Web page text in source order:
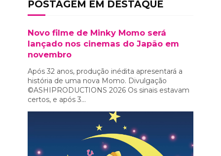
POSTAGEM EM DESTAQUE
Novo filme de Minky Momo será
lançado nos cinemas do Japão em
novembro
Após 32 anos, produção inédita apresentará a
história de uma nova Momo. Divulgação
©ASHIPRODUCTIONS 2026 Os sinais estavam
certos, e após 3...